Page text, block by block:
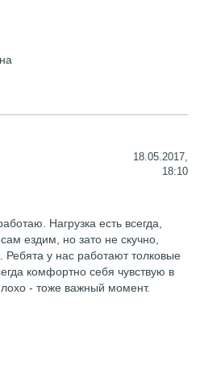
18.05.2017,
18:10
Нагрузка есть всегда,
ездим, но зато не скучно,
Ребята у нас работают толковые
комфортно себя чувствую в
- тоже важный момент.